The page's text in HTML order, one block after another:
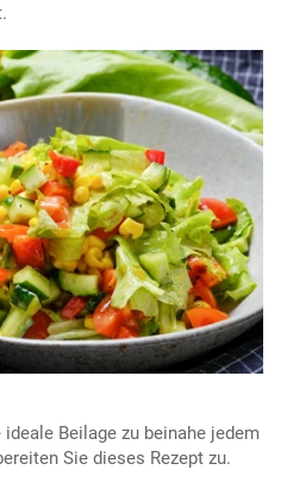
Beilage zu beinahe jedem
Sie dieses Rezept zu.